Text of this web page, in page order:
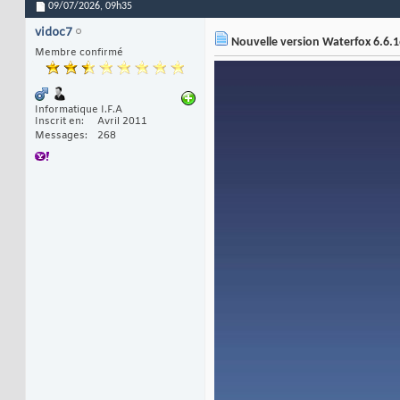
09/07/2026, 09h35
vidoc7
Membre confirmé
Informatique I.F.A
Inscrit en
Avril 2011
Messages
268
Nouvelle version Waterfox